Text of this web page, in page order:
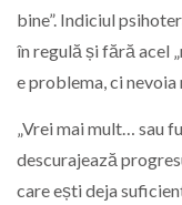
bine”. Indiciul
în regulă și fără acel
e problema, ci nevoia
„Vrei mai mult… sau
descurajează
care ești deja